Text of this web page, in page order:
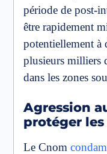
période de post-
être rapidement
potentiellement à
plusieurs milliers
dans les zones
Agression
protéger
Le Cnom